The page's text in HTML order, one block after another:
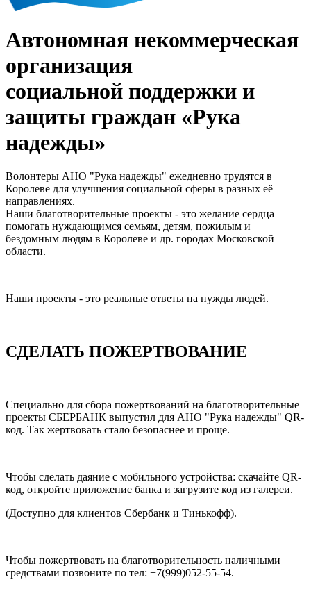
Автономная некоммерческая
организация
социальной поддержки и
защиты граждан «Рука
надежды»
Волонтеры АНО "Рука надежды" ежедневно трудятся в
Королеве для улучшения социальной сферы в разных её
направлениях.
Наши благотворительные проекты - это желание сердца
помогать нуждающимся семьям, детям, пожилым и
бездомным людям в Королеве и др. городах Московской
области.
Наши проекты - это реальные ответы на нужды людей.
СДЕЛАТЬ ПОЖЕРТВОВАНИЕ
Специально для сбора пожертвований на благотворительные
проекты СБЕРБАНК выпустил для АНО "Рука надежды" QR-
код. Так жертвовать стало безопаснее и проще.
Чтобы сделать даяние с мобильного устройства: скачайте QR-
код, откройте приложение банка и загрузите код из галереи.
(Доступно для клиентов Сбербанк и Тинькофф).
Чтобы пожертвовать на благотворительность наличными
средствами позвоните по тел: +7(999)052-55-54.